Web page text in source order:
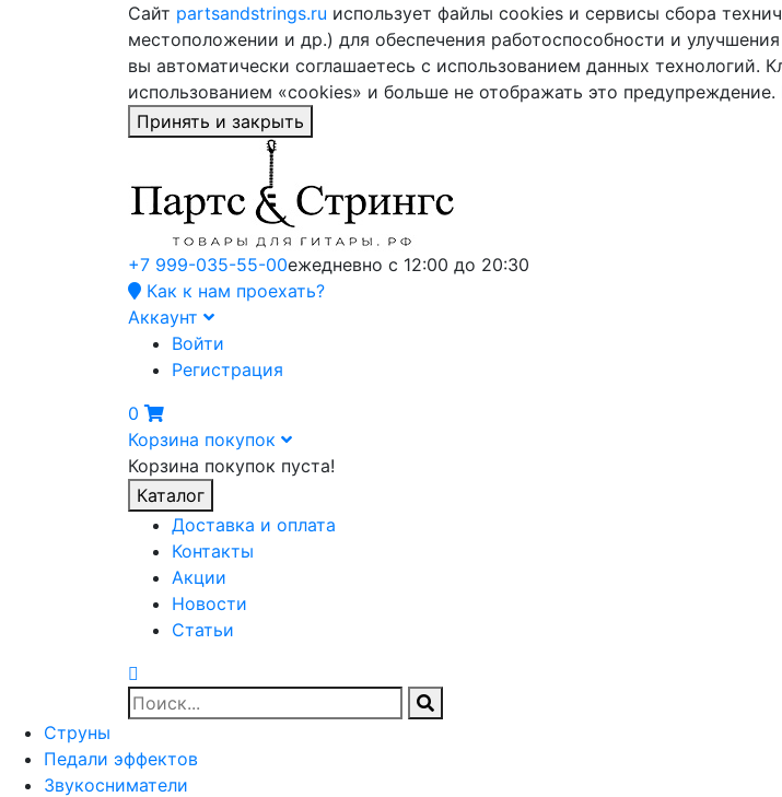
Сайт partsandstrings.ru использует файлы cookies и сервисы сбора
местоположении и др.) для обеспечения работоспособности и
вы автоматически соглашаетесь с использованием данных технологий.
использованием «cookies» и больше не отображать это предупреждение.
Принять и закрыть
+7 999-035-55-00ежедневно с 12:00 до 20:30
Как к нам проехать?
Аккаунт
Войти
Регистрация
0
Корзина покупок
Корзина покупок пуста!
Каталог
Доставка и оплата
Контакты
Акции
Новости
Статьи
Струны
Педали эффектов
Звукосниматели